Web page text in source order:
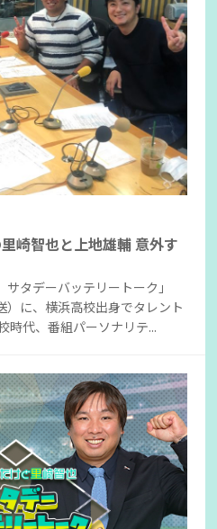
崎智也と上地雄輔 意外す
タデーバッテリートーク」
）に、横浜高校出身でタレント
時代、番組パーソナリテ...